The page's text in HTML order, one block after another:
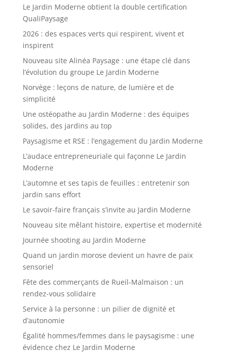
Le Jardin Moderne obtient la double certification
QualiPaysage
2026 : des espaces verts qui respirent, vivent et
inspirent
Nouveau site Alinéa Paysage : une étape clé dans
l’évolution du groupe Le Jardin Moderne
Norvège : leçons de nature, de lumière et de
simplicité
Une ostéopathe au Jardin Moderne : des équipes
solides, des jardins au top
Paysagisme et RSE : l’engagement du Jardin Moderne
L’audace entrepreneuriale qui façonne Le Jardin
Moderne
L’automne et ses tapis de feuilles : entretenir son
jardin sans effort
Le savoir-faire français s’invite au Jardin Moderne
Nouveau site mêlant histoire, expertise et modernité
Journée shooting au Jardin Moderne
Quand un jardin morose devient un havre de paix
sensoriel
Fête des commerçants de Rueil-Malmaison : un
rendez-vous solidaire
Service à la personne : un pilier de dignité et
d’autonomie
Égalité hommes/femmes dans le paysagisme : une
évidence chez Le Jardin Moderne